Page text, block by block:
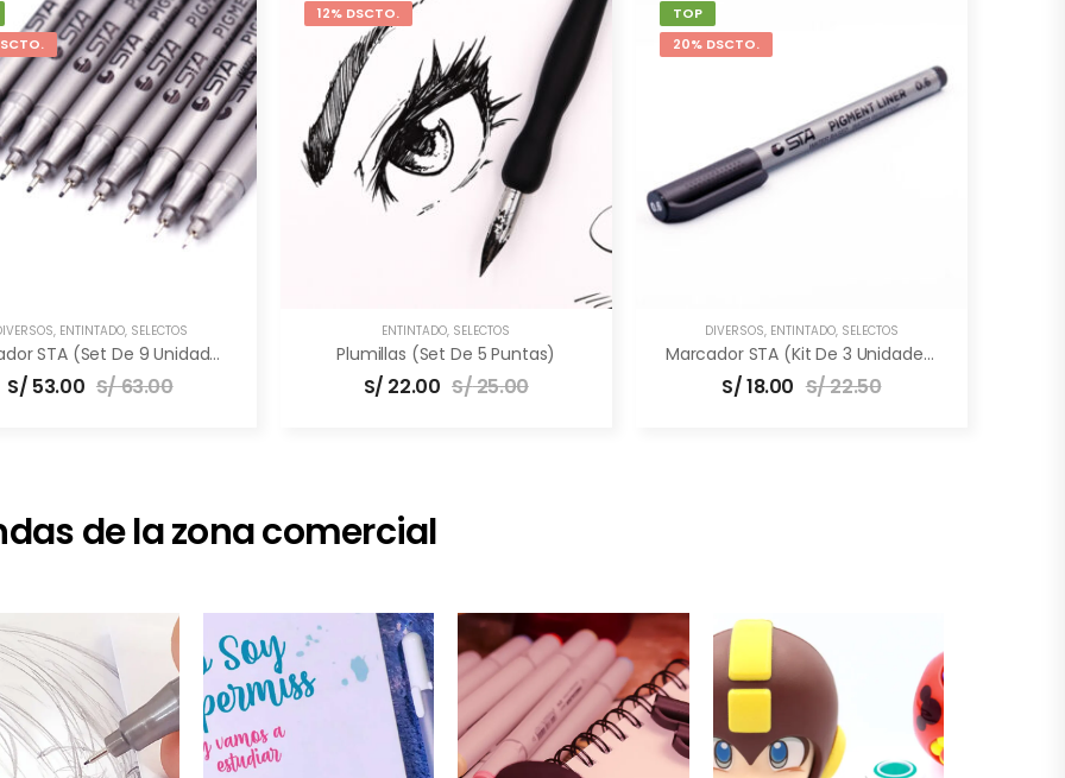
, ENTINTADO, SELECTOS
Marcador STA (set De 9 Unidades)
S/ 53.00 S/63.00
12% DSCTO.
ENTINTADO, SELECTOS
Plumillas (Set De 5 Puntas)
S/ 22.00 S/25.00
TOP
20% DSCTO.
DIVERSOS, ENTINTADO, SELECTOS
Marcador STA (Kit De 3 Unidades)
S/18.00 S/22.50
de la zona comercial